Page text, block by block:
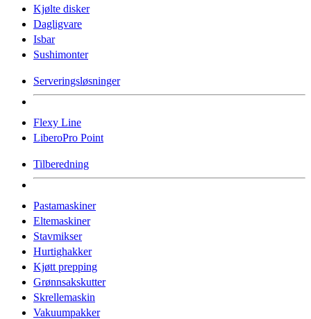
Kjølte disker
Dagligvare
Isbar
Sushimonter
Serveringsløsninger
Flexy Line
LiberoPro Point
Tilberedning
Pastamaskiner
Eltemaskiner
Stavmikser
Hurtighakker
Kjøtt prepping
Grønnsakskutter
Skrellemaskin
Vakuumpakker